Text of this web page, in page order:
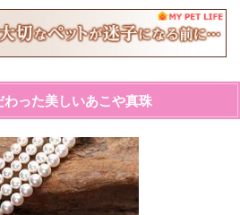
った美しいあこや真珠